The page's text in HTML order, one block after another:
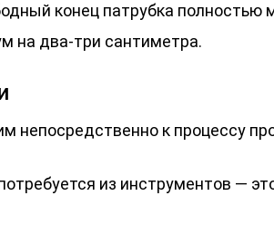
конец патрубка полностью
на два-три сантиметра.
непосредственно к процессу
из инструментов —